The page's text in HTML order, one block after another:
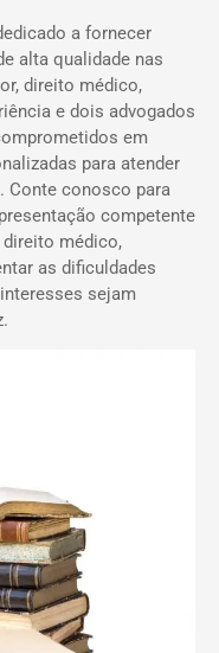
a fornecer
alta qualidade nas
direito médico,
e dois advogados
em
para atender
Conte conosco para
competente
médico,
as dificuldades
sejam